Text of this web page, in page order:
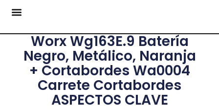
Worx Wg163E.9 Batería
Negro, Metálico, Naranja
+ Cortabordes Wa0004
Carrete Cortabordes
ASPECTOS CLAVE